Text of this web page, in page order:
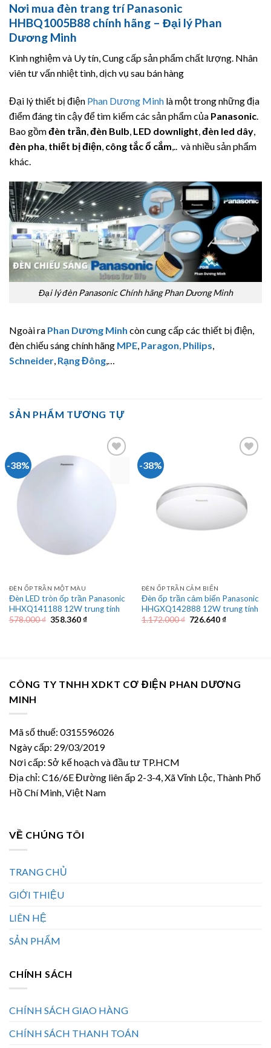
Nơi mua đèn trang trí Panasonic
HHBQ1005B88 chính hãng – Đại lý Phan
Dương Minh
Kinh nghiệm và Uy tín, Cung cấp sản phẩm chất lượng. Nhân
viên tư vấn nhiệt tình, dịch vụ sau bán hàng
Đại lý thiết bị điện Phan Dương Minh là một trong những địa
điểm đáng tin cậy để tìm kiếm các sản phẩm của Panasonic.
Bao gồmđèn trần,đèn Bulb, LED downlight,đèn led dây,
đèn pha, thiết bị điện, công tắc ổ cắm,.. và nhiều sản phẩm
khác.
Đại lý đèn Panasonic Chính hãng Phan Dương Minh
Ngoài ra Phan Dương Minh còn cung cấp các thiết bị điện,
đèn chiếu sáng chính hãng MPE, Paragon, Philips,
Schneider, Rạng Đông,…
SẢN PHẨM TƯƠNG TỰ
-38%
ĐÈN ỐP TRẦN MỘT MÀU
Đèn LED tròn ốp trần Panasonic
HHXQ141188 12W trung tính
578.000₫ Giá
358.360₫Giá
-38%
ĐÈN ỐP TRẦN CẢM BIẾN
Đèn ốp trần cảm biến Panasonic
HHGXQ142888 12W trung tính
1.172.000₫ Giá
726.640₫Giá
CÔNG TY TNHH XDKT CƠ ĐIỆN PHAN DƯƠNG
MINH
Mã số thuế: 0315596026
Ngày cấp: 29/03/2019
Nơi cấp: Sở kế hoạch và đầu tư TP.HCM
Địa chỉ: C16/6E Đường liên ấp 2-3-4, Xã Vĩnh Lộc, Thành Phố
Hồ Chí Minh, Việt Nam
VỀ CHÚNG TÔI
TRANG CHỦ
GIỚI THIỆU
LIÊN HỆ
SẢN PHẨM
CHÍNH SÁCH
CHÍNH SÁCH GIAO HÀNG
CHÍNH SÁCH THANH TOÁN